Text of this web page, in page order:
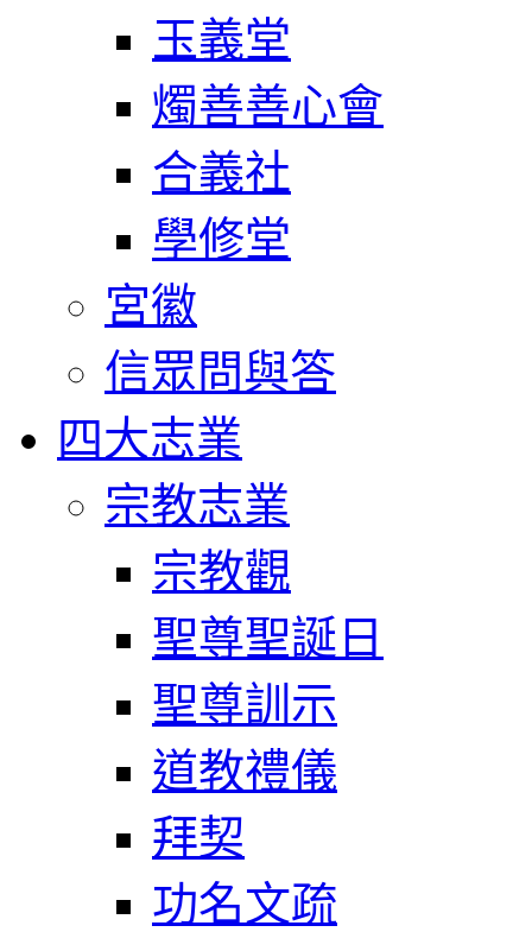
玉義堂
燭善善心會
合義社
學修堂
宮徽
信眾問與答
四大志業
宗教志業
宗教觀
聖尊聖誕日
聖尊訓示
道教禮儀
拜契
功名文疏